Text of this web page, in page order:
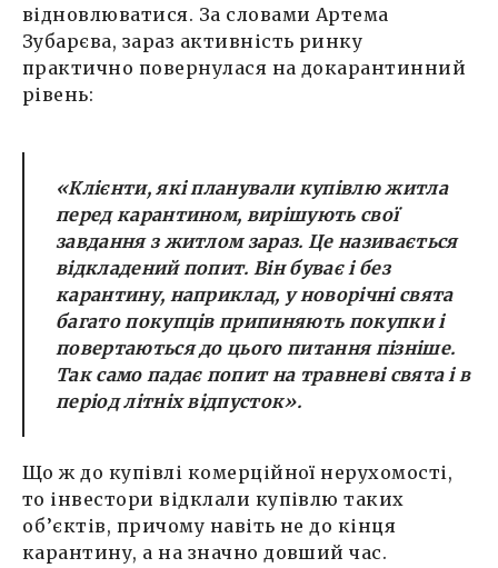
відновлюватися. За словами Артема
Зубарєва, зараз активність ринку
практично повернулася на докарантинний
рівень:
«Клієнти, які планували купівлю житла
перед карантином, вирішують свої
завдання з житлом зараз. Це називається
відкладений попит. Він буває і без
карантину, наприклад, у новорічні свята
багато покупців припиняють покупки і
повертаються до цього питання пізніше.
Так само падає попит на травневі свята і в
період літніх відпусток».
Що ж до купівлі комерційної нерухомості,
то інвестори відклали купівлю таких
об’єктів, причому навіть не до кінця
карантину, а на значно довший час.